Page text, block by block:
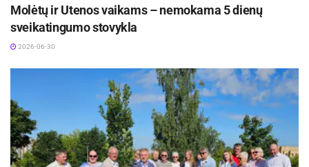
Molėtų ir Utenos vaikams – nemokama 5 dienų
sveikatingumo stovykla
2026-06-30